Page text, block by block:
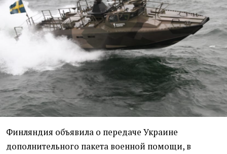
Финляндия объявила о передаче Украине
дополнительного пакета военной помощи, в